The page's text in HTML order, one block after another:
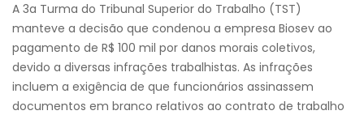
A 3a Turma do Tribunal Superior do Trabalho (TST)
manteve a decisão que condenou a empresa Biosev ao
pagamento de R$ 100 mil por danos morais coletivos,
devido a diversas infrações trabalhistas. As infrações
incluem a exigência de que funcionários assinassem
documentos em branco relativos ao contrato de trabalho